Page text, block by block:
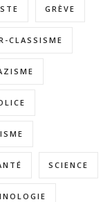
GRÈVE
CLASSISME
SCIENCE